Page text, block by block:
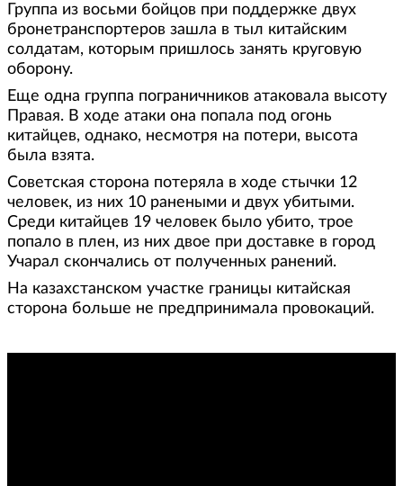
Группа из восьми бойцов при поддержке двух
бронетранспортеров зашла в тыл китайским
солдатам, которым пришлось занять круговую
оборону.
Еще одна группа пограничников атаковала высоту
Правая. В ходе атаки она попала под огонь
китайцев, однако, несмотря на потери, высота
была взята.
Советская сторона потеряла в ходе стычки 12
человек, из них 10 ранеными и двух убитыми.
Среди китайцев 19 человек было убито, трое
попало в плен, из них двое при доставке в город
Учарал скончались от полученных ранений.
На казахстанском участке границы китайская
сторона больше не предпринимала провокаций.